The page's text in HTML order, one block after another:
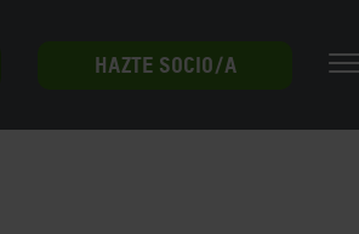
HAZTE SOCIO/A